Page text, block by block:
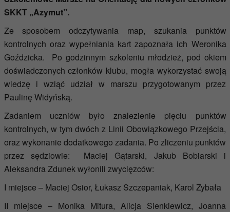
SKKT „Azymut”.
Ze sposobem odczytywania map, szukania punktów
kontrolnych oraz wypełniania kart zapoznała ich Weronika
Goździcka. Po godzinnym szkoleniu młodzież, pod okiem
doświadczonych członków klubu, mogła wykorzystać swoją
wiedzę i wziąć udział w marszu przygotowanym przez
Paulinę Widyńską.
Zadaniem uczniów było znalezienie pięciu punktów
kontrolnych, w tym dwóch z Linii Obowiązkowego Przejścia,
oraz wykonanie dodatkowego zadania. Po zliczeniu punktów
przez sędziowie: Maciej Gątarski, Jakub Bobiarski i
Aleksandra Zdunek wyłonili zwycięzców:
I miejsce – Maciej Osior, Łukasz Szczepaniak, Karol Zybała
II miejsce – Monika Mitura, Alicja Sienkiewicz, Joanna